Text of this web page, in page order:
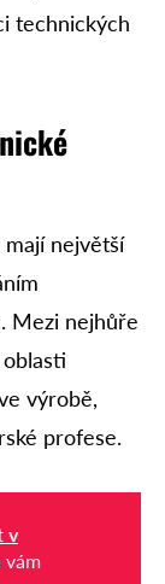
technických
mají největší
Mezi nejhůře
výrobě,
profese.
v
vám